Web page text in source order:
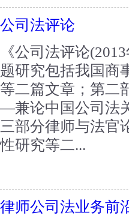
公司法评论
《公司法评论
题研究包括我国商
等二篇文章；第二
—兼论中国公司法
三部分律师与法官
性研究等二...
律师公司法业务前